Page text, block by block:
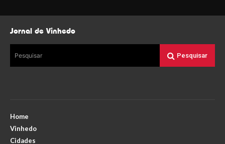
Jornal de Vinhedo
Pesquisar Pesquisar
Home
Vinhedo
Cidades